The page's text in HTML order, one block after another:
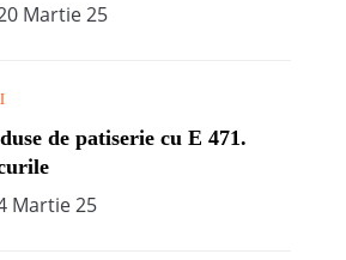
Martie 25
de patiserie cu E 471.
Martie 25